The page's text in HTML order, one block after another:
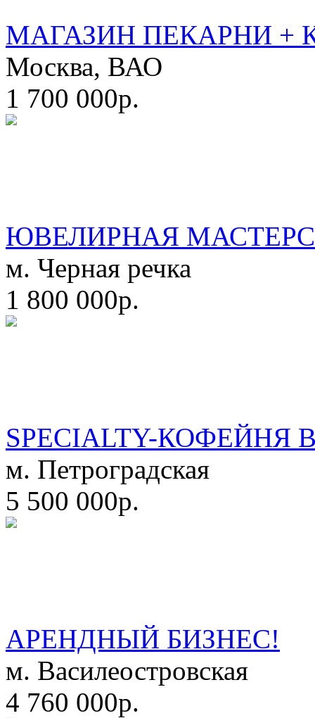
МАГАЗИН ПЕКАРНИ +
Москва, ВАО
1 700 000р.
ЮВЕЛИРНАЯ
м. Черная речка
1 800 000р.
SPECIALTY-
м. Петроградская
5 500 000р.
АРЕНДНЫЙ БИЗНЕС!
м. Василеостровская
4 760 000р.